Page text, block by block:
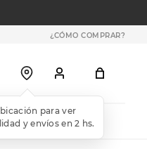
¿CÓMO COMPRAR?